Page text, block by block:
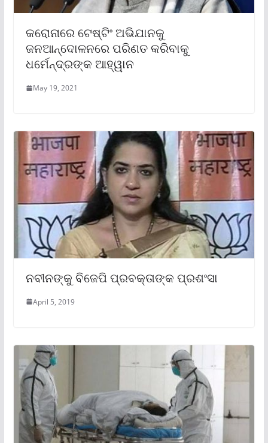
କରୋନାରେ ଟେଷ୍ଟିଂ ଅଭିଯାନକୁ
ଜନଆନ୍ଦୋଳନରେ ପରିଣତ କରିବାକୁ
ଧର୍ମେନ୍ଦ୍ରଙ୍କ ଆହ୍ୱାନ
May 19, 2021
ନବୀନଙ୍କୁ ବିଜେପି ପ୍ରବକ୍ତାଙ୍କ ପ୍ରଶଂସା
April 5, 2019